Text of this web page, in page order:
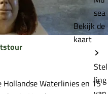
sea
Bekijk de
kaart
Stel
ling
Waterlinies en 15